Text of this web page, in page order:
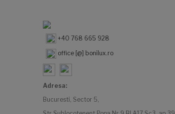
+40 768 665 928
office [@] bonilux.ro
Adresa:
Bucuresti, Sector 5,